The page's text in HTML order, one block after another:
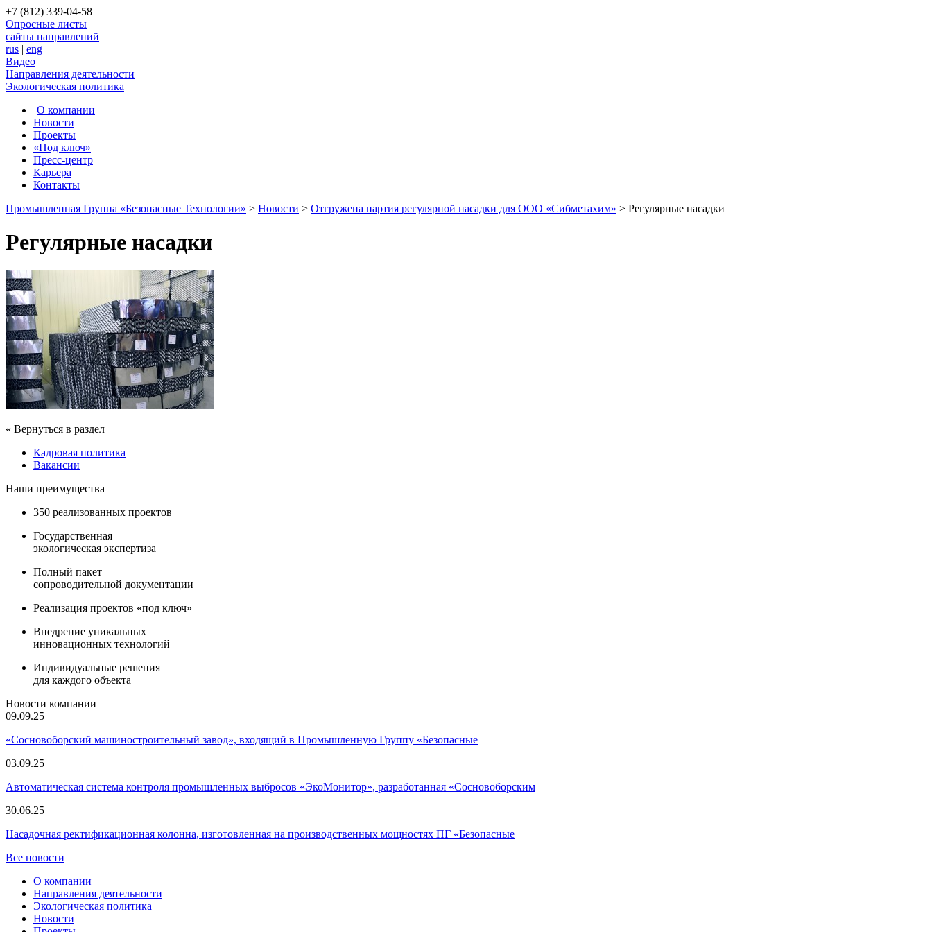
+7 (812) 339-04-58
Опросные листы
сайты направлений
rus | eng
Видео
Направления деятельности
Экологическая политика
О компании
Новости
Проекты
«Под ключ»
Пресс-центр
Карьера
Контакты
Промышленная Группа «Безопасные Технологии» > Новости > Отгружена партия регулярной насадки для ООО «Сибметахим» > Регулярные насадки
Регулярные насадки
« Вернуться в раздел
Кадровая политика
Вакансии
Наши преимущества
350 реализованных проектов
Государственная
экологическая экспертиза
Полный пакет
сопроводительной документации
Реализация проектов «под ключ»
Внедрение уникальных
инновационных технологий
Индивидуальные решения
для каждого объекта
Новости компании
09.09.25
«Сосновоборский машиностроительный завод», входящий в Промышленную Группу «Безопасные
03.09.25
Автоматическая система контроля промышленных выбросов «ЭкоМонитор», разработанная «Сосновоборским
30.06.25
Насадочная ректификационная колонна, изготовленная на производственных мощностях ПГ «Безопасные
Все новости
О компании
Направления деятельности
Экологическая политика
Новости